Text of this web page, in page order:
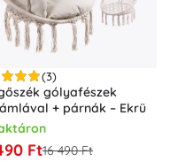
(3)
gólyafészek
+ párnák – Ekrü
Ft16 490 Ft